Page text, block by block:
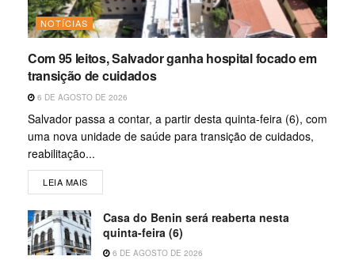
NOTÍCIAS
Com 95 leitos, Salvador ganha hospital focado em
transição de cuidados
6 DE AGOSTO DE 2026
Salvador passa a contar, a partir desta quinta-feira (6), com
uma nova unidade de saúde para transição de cuidados,
reabilitação...
LEIA MAIS
Casa do Benin será reaberta nesta
quinta-feira (6)
6 DE AGOSTO DE 2026